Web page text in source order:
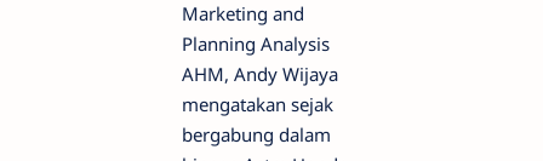
Marketing and
Planning Analysis
AHM, Andy Wijaya
mengatakan sejak
bergabung dalam